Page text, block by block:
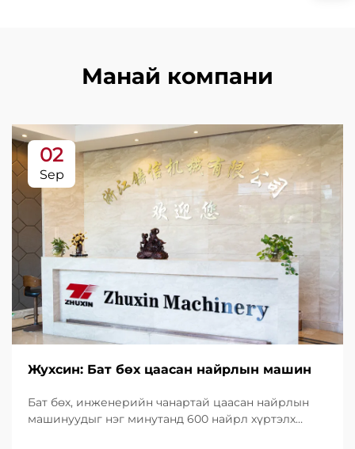
Манай компани
02
Sep
Жухсин: Бат бөх цаасан найрлын машин
Бат бөх, инженерийн чанартай цаасан найрлын
машинуудыг нэг минутанд 600 найрл хүртэлх